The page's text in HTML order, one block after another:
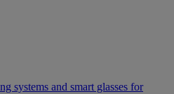
systems and smart glasses for